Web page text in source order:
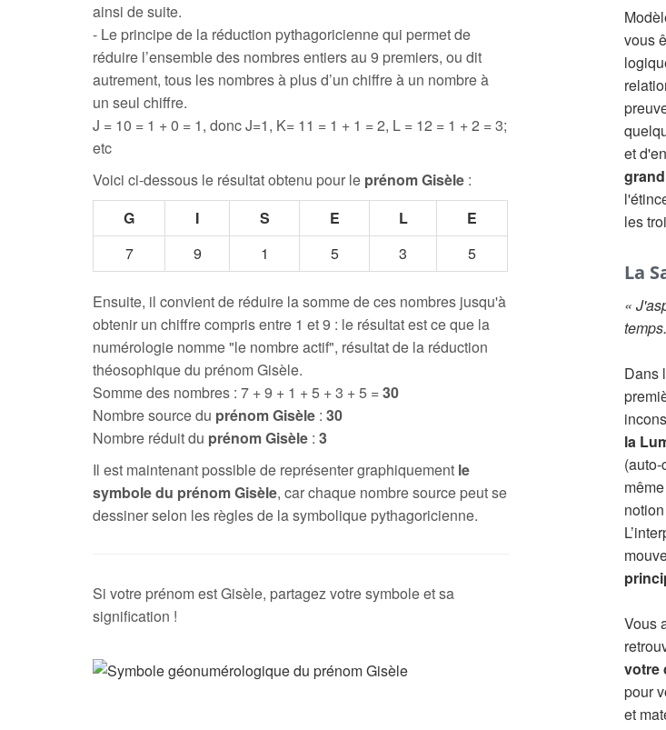
ainsi de suite.
- Le principe de la réduction pythagoricienne qui permet de
réduire l’ensemble des nombres entiers au 9 premiers, ou dit
autrement, tous les nombres à plus d’un chiffre à un nombre à
un seul chiffre.
J = 10 = 1 + 0 = 1, donc J=1, K= 11 = 1 + 1 = 2, L = 12 = 1 + 2 = 3;
etc
Voici ci-dessous le résultat obtenu pour le prénom Gisèle :
G
I S E L
E
7
9 1 5 3 5
Ensuite, il convient de réduire la somme de ces nombres jusqu'à
obtenir un chiffre compris entre 1 et 9 : le résultat est ce que la
numérologie nomme "le nombre actif", résultat de la réduction
théosophique du prénom Gisèle.
Somme des nombres : 7 + 9 + 1 + 5 + 3 + 5 =30
Nombre source du prénom Gisèle : 30
Nombre réduit du prénom Gisèle : 3
Il est maintenant possible de représenter graphiquement le
symbole du prénom Gisèle, car chaque nombre source peut se
dessiner selon les règles de la symbolique pythagoricienne.
Si votre prénom est Gisèle, partagez votre symbole et sa
signification !
vous
et
les
La
«
Dans
la
Vous
votre
pour
et